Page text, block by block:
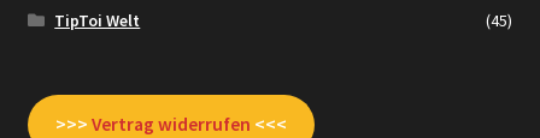
TipToi Welt
(45)
>>> Vertrag widerrufen <<<